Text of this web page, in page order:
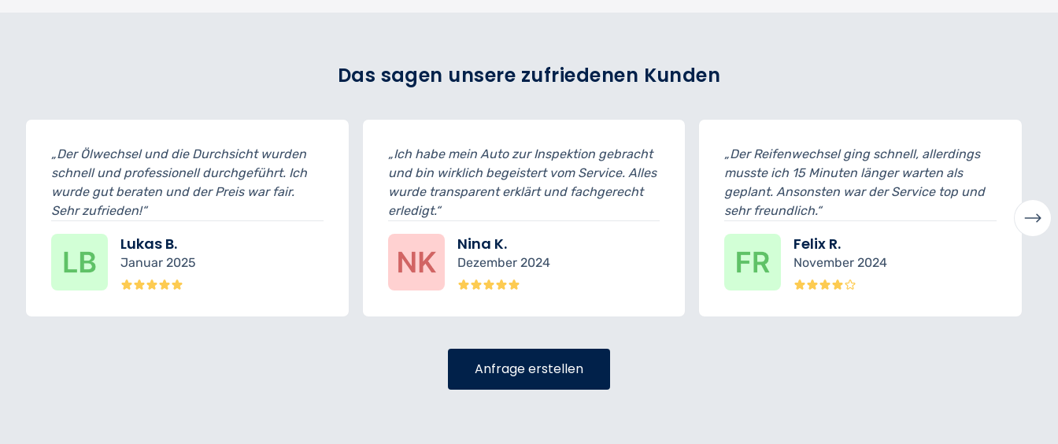
Das sagen unsere zufriedenen Kunden
und die Durchsicht wurden
durchgeführt. Ich
und der Preis war fair.
„Ich habe mein Auto zur Inspektion gebracht
und bin wirklich begeistert vom Service. Alles
wurde transparent erklärt und fachgerecht
Dezember 2024
„Der Reifenwechsel ging schnell, allerdings
musste ich 15 Minuten länger warten als
geplant. Ansonsten war der Service top und
November 2024
„Meine Bremsen
ich konnte das Auto
abholen. Der
verständlich erklärt.
Anfrage erstellen